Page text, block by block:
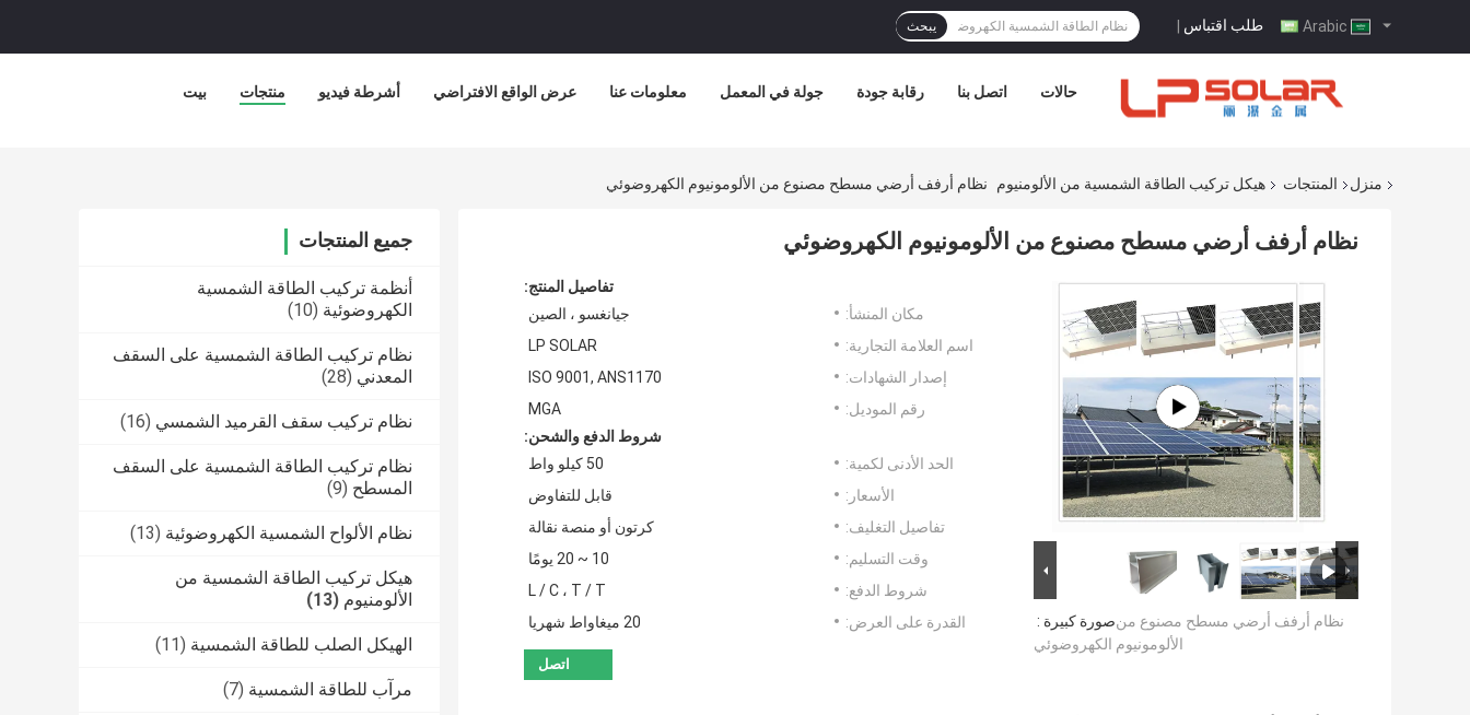
طلب اقتباس | يبحث
بيت منتجات أشرطة فيديو عرض الواقع الافتراضي معلومات عنا جولة في المعمل رقابة جودة اتصل بنا حالات
منزل المنتجات هيكل تركيب الطاقة الشمسية من الألومنيوم نظام أرفف أرضي مسطح مصنوع من الألومونيوم الكهروضوئي
جميع المنتجات
أنظمة تركيب الطاقة الشمسية
الكهروضوئية (10)
نظام تركيب الطاقة الشمسية على السقف
المعدني (28)
نظام تركيب سقف القرميد الشمسي (16)
نظام تركيب الطاقة الشمسية على السقف
المسطح (9)
نظام الألواح الشمسية الكهروضوئية (13)
هيكل تركيب الطاقة الشمسية من
الألومنيوم (13)
الهيكل الصلب للطاقة الشمسية (11)
مرآب للطاقة الشمسية (7)
نظام أرفف أرضي مسطح مصنوع من الألومونيوم الكهروضوئي
صورة كبيرة :نظام أرفف أرضي مسطح مصنوع من
الألومونيوم الكهروضوئي
تفاصيل المنتج:
مكان المنشأ:
جيانغسو ، الصين
اسم العلامة التجارية:
LP SOLAR
إصدار الشهادات:
ISO 9001, ANS1170
رقم الموديل:
MGA
شروط الدفع والشحن:
الحد الأدنى لكمية:
50 كيلو واط
الأسعار:
قابل للتفاوض
تفاصيل التغليف:
كرتون أو منصة نقالة
وقت التسليم:
10 ~ 20 يومًا
شروط الدفع:
L / C ، T / T
القدرة على العرض:
20 ميغاواط شهريا
اتصل